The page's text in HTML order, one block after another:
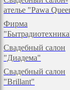
ателье "Pawa
Фирма
Свадебный салон
"Диадема"
Свадебный салон
"Вrillant"